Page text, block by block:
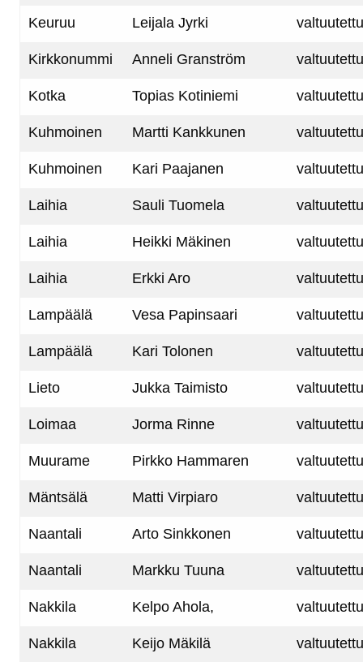
Keuruu Leijala Jyrki valtuutettu
Kirkkonummi Anneli Granström valtuutettu
Kotka Topias Kotiniemi valtuutettu
Kuhmoinen Martti Kankkunen valtuutettu
Kuhmoinen Kari Paajanen valtuutettu
Laihia Sauli Tuomela valtuutettu
Laihia Heikki Mäkinen valtuutettu
Laihia Erkki Aro valtuutettu
Lampäälä Vesa Papinsaari valtuutettu
Lampäälä Kari Tolonen valtuutettu
Lieto Jukka Taimisto valtuutettu
Loimaa Jorma Rinne valtuutettu
Muurame Pirkko Hammaren valtuutettu
Mäntsälä Matti Virpiaro valtuutettu
Naantali Arto Sinkkonen valtuutettu
Naantali Markku Tuuna valtuutettu
Nakkila Kelpo Ahola, valtuutettu
Nakkila Keijo Mäkilä valtuutettu